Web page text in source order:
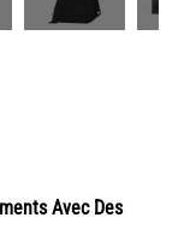
Avec Des